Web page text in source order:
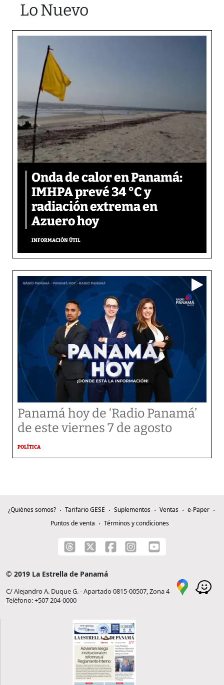
Lo Nuevo
Onda de calor en Panamá:
IMHPA prevé 34 °C y
radiación extrema en
Azuero hoy
INFORMACIÓN ÚTIL
Panamá hoy de ‘Radio Panamá’
de este viernes 7 de agosto
POLÍTICA
¿Quiénes somos? Tarifario GESE Suplementos Ventas
e-Paper
Puntos de venta
Términos y condiciones
© 2019 La Estrella de Panamá
C/ Alejandro A. Duque G. - Apartado 0815-00507, Zona 4
Teléfono: +507 204-0000